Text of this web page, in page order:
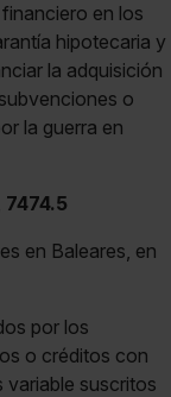
en los
hipotecaria y
la adquisición
o
la guerra en
7474.5
en Baleares, en
por los
o créditos con
variable suscritos